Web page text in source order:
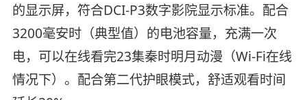
的显示屏，符合DCI-P3数字影院显示标准。配合
3200毫安时（典型值）的电池容量，充满一次
电，可以在线看完23集秦时明月动漫（Wi-Fi在线
情况下）。配合第二代护眼模式，舒适观看时间